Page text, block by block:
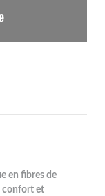
en fibres de
confort et